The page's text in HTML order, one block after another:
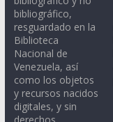
bibliográfico,
resguardado en la
Biblioteca
Nacional de
Venezuela, así
como los objetos
y recursos nacidos
digitales, y sin